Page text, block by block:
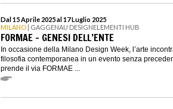
Dal 15 Aprile 2025 al 17 Luglio 2025
MILANO | GAGGENAU DESIGNELEMENTI HUB
FORMAE – GENESI DELL’ENTE
In occasione della Milano Design Week, l’arte
filosofia contemporanea in un evento senza
prende il via FORMAE ...